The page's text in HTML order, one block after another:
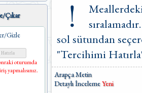
Çıkar
Gizle
oturumda
yapmalısınız.
sol sütundan
"Tercihimi
Arapça Metin
Detaylı İncelemeYeni